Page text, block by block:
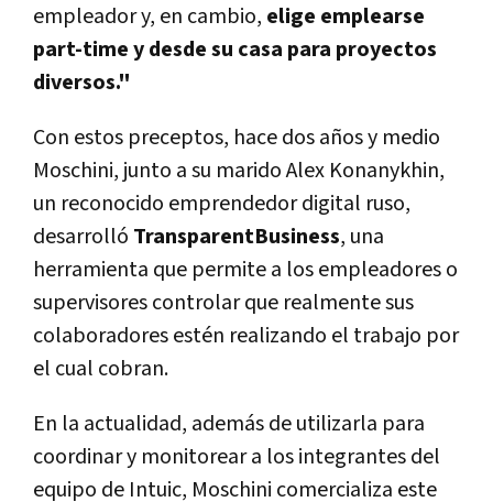
empleador y, en cambio, elige emplearse
part-time y desde su casa para proyectos
diversos."
Con estos preceptos, hace dos años y medio
Moschini, junto a su marido Alex Konanykhin,
un reconocido emprendedor digital ruso,
desarrolló TransparentBusiness, una
herramienta que permite a los empleadores o
supervisores controlar que realmente sus
colaboradores estén realizando el trabajo por
el cual cobran.
En la actualidad, además de utilizarla para
coordinar y monitorear a los integrantes del
equipo de Intuic, Moschini comercializa este